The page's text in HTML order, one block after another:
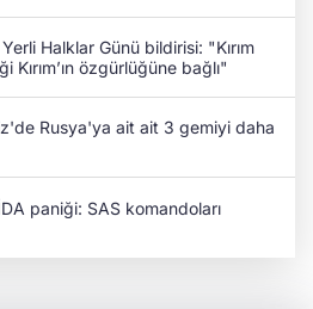
Halklar Günü bildirisi: "Kırım
Kırım’ın özgürlüğüne bağlı"
Rusya'ya ait ait 3 gemiyi daha
paniği: SAS komandoları